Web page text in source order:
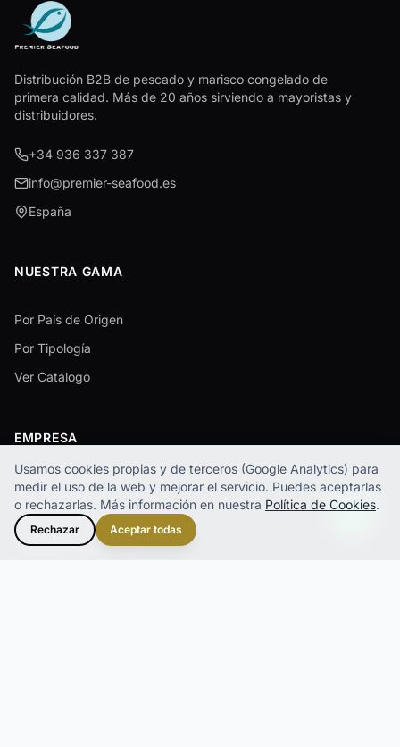
Distribución B2B de pescado y marisco congelado de
primera calidad. Más de 20 años sirviendo a mayoristas y
distribuidores.
+34 936 337 387
info@premier-seafood.es
España
NUESTRA GAMA
Por País de Origen
Por Tipología
Ver Catálogo
EMPRESA
Sobre Nosotros
Cómo Trabajamos
Calidad y Trazabilidad
Usamos cookies propias y de terceros (Google Analytics) para
medir el uso de la web y mejorar el servicio. Puedes aceptarlas
o rechazarlas. Más información en nuestra Política de Cookies.
Rechazar Aceptar todas